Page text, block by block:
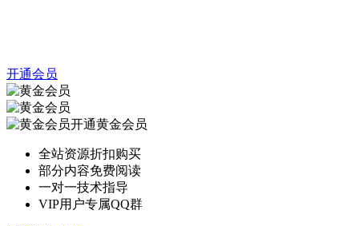
开通会员
开通黄金会员
全站资源折扣购买
部分内容免费阅读
一对一技术指导
VIP用户专属QQ群